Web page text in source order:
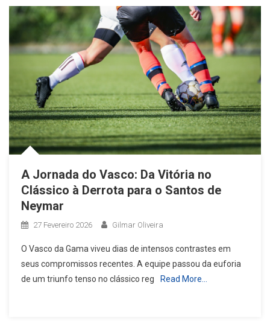
A Jornada do Vasco: Da Vitória no
Clássico à Derrota para o Santos de
Neymar
27 Fevereiro 2026 Gilmar Oliveira
O Vasco da Gama viveu dias de intensos contrastes em
seus compromissos recentes. A equipe passou da euforia
de um triunfo tenso no clássico reg
Read More…